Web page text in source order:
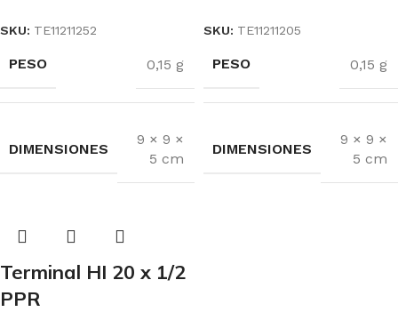
SKU: TE11211252
PESO 0,15 g
DIMENSIONES
9 × 9 ×
5 cm
SKU: TE11211205
PESO 0,15 g
DIMENSIONES
9 × 9 ×
5 cm
Terminal HI 20 x 1/2
PPR